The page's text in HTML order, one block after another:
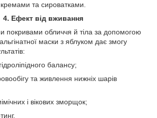
кремами та сироватками.
4. Ефект від вживання
покривами обличчя й тіла за допомогою
маски з яблуком дає змогу
балансу;
та живлення нижніх шарів
і вікових зморщок;